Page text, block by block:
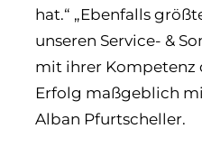
hat.“ „Ebenfalls
unseren Service- &
mit ihrer Kompetenz
Erfolg maßgeblich
Alban Pfurtscheller.